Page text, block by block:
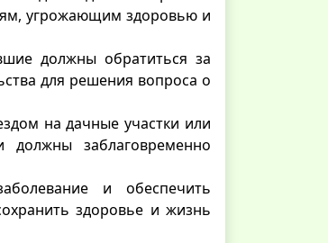
угрожающим здоровью и
должны обратиться за
для решения вопроса о
на дачные участки или
заблаговременно
и обеспечить
здоровье и жизнь